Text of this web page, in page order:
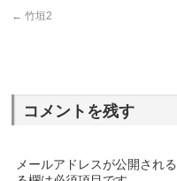
← 竹垣2
コメントを残す
メールアドレスが公開され